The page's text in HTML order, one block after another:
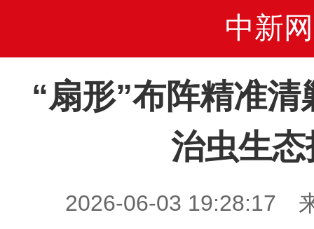
中新网
“扇形”布阵精准
治虫生态
2026-06-03 19:28:17